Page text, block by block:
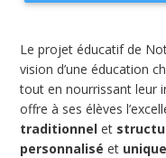
Le projet éducatif de
vision d’une éducation
tout en nourrissant leur
offre à ses élèves
traditionnel et
personnalisé et unique